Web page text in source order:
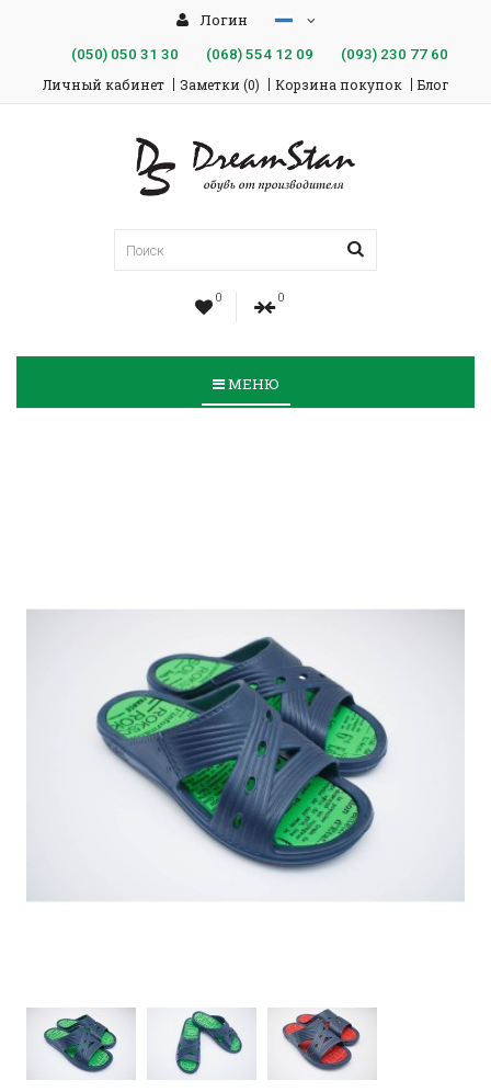
Логин
(050)050 31 30 (068)554 12 09 (093)230 77 60
Личный кабинет Заметки (0) Корзина покупок Блог
0 0
МЕНЮ